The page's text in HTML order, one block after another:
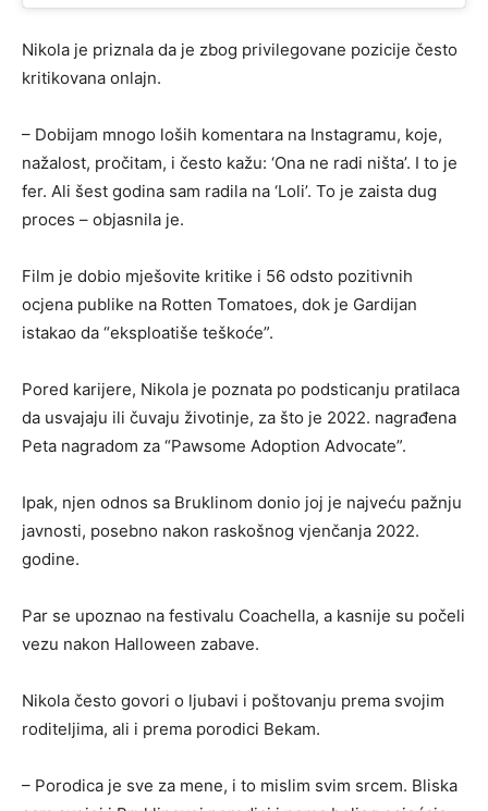
Nikola je priznala da je zbog privilegovane pozicije često
kritikovana onlajn.
– Dobijam mnogo loših komentara na Instagramu, koje,
nažalost, pročitam, i često kažu: ‘Ona ne radi ništa’. I to je
fer. Ali šest godina sam radila na ‘Loli’. To je zaista dug
proces – objasnila je.
Film je dobio mješovite kritike i 56 odsto pozitivnih
ocjena publike na Rotten Tomatoes, dok je Gardijan
istakao da “eksploatiše teškoće”.
Pored karijere, Nikola je poznata po podsticanju pratilaca
da usvajaju ili čuvaju životinje, za što je 2022. nagrađena
Peta nagradom za “Pawsome Adoption Advocate”.
Ipak, njen odnos sa Bruklinom donio joj je najveću pažnju
javnosti, posebno nakon raskošnog vjenčanja 2022.
godine.
Par se upoznao na festivalu Coachella, a kasnije su počeli
vezu nakon Halloween zabave.
Nikola često govori o ljubavi i poštovanju prema svojim
roditeljima, ali i prema porodici Bekam.
– Porodica je sve za mene, i to mislim svim srcem. Bliska